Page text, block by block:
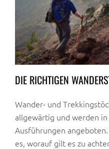
DIE RICHTIGEN
Wander- und
allgewärtig und werden
Ausführungen
es, worauf gilt es zu